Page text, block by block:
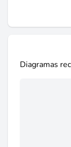
Diagramas